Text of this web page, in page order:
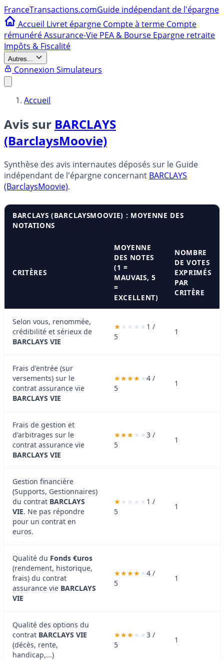
FranceTransactions.comGuide indépendant de l'épargne
Accueil Livret épargne Compte à terme Compte
rémunéréAssurance-Vie PEA & Bourse Epargne retraite
Impôts & Fiscalité
Autres...
Connexion Simulateurs
Accueil
Avis sur BARCLAYS
(BarclaysMoovie)
Synthèse des avis internautes déposés sur le Guide
indépendant de l'épargne concernant BARCLAYS
(BarclaysMoovie).
BARCLAYS (BARCLAYSMOOVIE) : MOYENNE DES
NOTATIONS
CRITÈRES
MOYENNE
DES NOTES
(1 =
MAUVAIS, 5
=
EXCELLENT)
NOMBRE
DE VOTES
EXPRIMÉS
PAR
CRITÈRE
Selon vous, renommée,
crédibilité et sérieux de
BARCLAYS VIE
1 /
5
1
Frais d'entrée (sur
versements) sur le
contrat assurance vie
BARCLAYS VIE
4 /
5
1
Frais de gestion et
d'arbitrages sur le
contrat assurance vie
BARCLAYS VIE
3 /
5
1
Gestion financière
(Supports, Gestionnaires)
du contrat BARCLAYS
VIE. Ne pas répondre
pour un contrat en
euros.
1 /
5
1
Qualité du Fonds €uros
(rendement, historique,
frais) du contrat
assurance vie BARCLAYS
VIE
4 /
5
1
Qualité des options du
contrat BARCLAYS VIE
(décès, rente,
handicap,...)
3 /
5
1